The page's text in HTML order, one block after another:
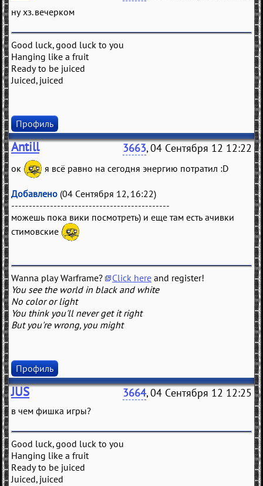
ну хз. вечерком
Good luck, good luck to you
Hanging like a fruit
Ready to be juiced
Juiced, juiced
Профиль
Antill 3663, 04 Сентября 12 12:22
ок я всё равно на сегодня энергию потратил :D
Добавлено (04 Сентября 12, 16:22)
---------------------------------------------
можешь пока вики посмотреть) и еще там есть ачивки
стимовские
Wanna play Warframe? Click here and register!
You see the world in black and white
No color or light
You think you'll never get it right
But you're wrong, you might
Профиль
JUS 3664, 04 Сентября 12 12:25
в чем фишка игры?
Good luck, good luck to you
Hanging like a fruit
Ready to be juiced
Juiced, juiced